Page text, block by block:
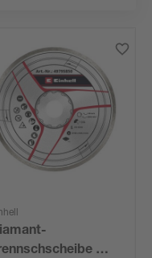
Ø